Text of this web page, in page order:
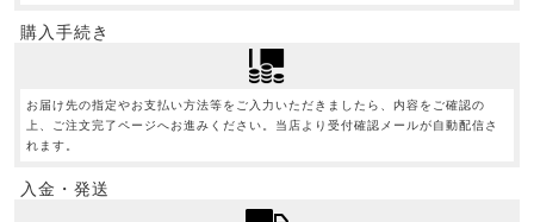
購入手続き
お届け先の指定やお支払い方法等をご入力いただきましたら、内容をご確認の
上、ご注文完了ページへお進みください。当店より受付確認メールが自動配信さ
れます。
入金・発送